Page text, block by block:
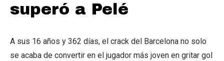
superó a Pelé
A sus 16 años y 362 días, el crack del Barcelona no solo
se acaba de convertir en el jugador más joven en gritar gol